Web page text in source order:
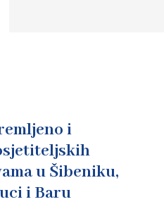
i
u Šibeniku,
i Baru